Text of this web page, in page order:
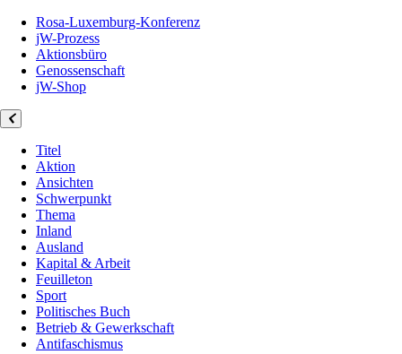
Rosa-Luxemburg-Konferenz
jW-Prozess
Aktionsbüro
Genossenschaft
jW-Shop
Titel
Aktion
Ansichten
Schwerpunkt
Thema
Inland
Ausland
Kapital & Arbeit
Feuilleton
Sport
Politisches Buch
Betrieb & Gewerkschaft
Antifaschismus